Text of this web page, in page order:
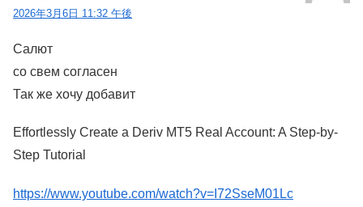
2026年3月6日 11:32 午後
Салют
со свем согласен
Так же хочу добавит
Effortlessly Create a Deriv MT5 Real Account: A Step-by-
Step Tutorial
https://www.youtube.com/watch?v=I72SseM01Lc